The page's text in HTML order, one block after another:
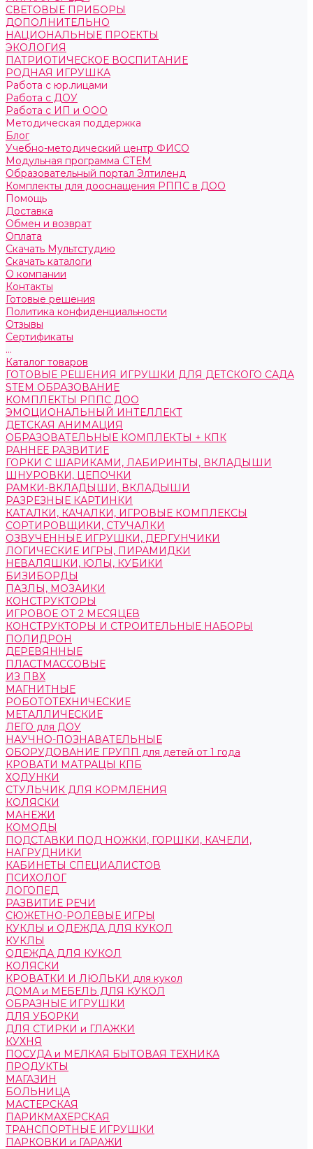
СВЕТОВЫЕ ПРИБОРЫ
ДОПОЛНИТЕЛЬНО
НАЦИОНАЛЬНЫЕ ПРОЕКТЫ
ЭКОЛОГИЯ
ПАТРИОТИЧЕСКОЕ ВОСПИТАНИЕ
РОДНАЯ ИГРУШКА
Работа с юр.лицами
Работа с ДОУ
Работа с ИП и ООО
Методическая поддержка
Блог
Учебно-методический центр ФИСО
Модульная программа СТЕМ
Образовательный портал Элтиленд
Комплекты для дооснащения РППС в ДОО
Помощь
Доставка
Обмен и возврат
Оплата
Скачать Мультстудию
Скачать каталоги
О компании
Контакты
Готовые решения
Политика конфиденциальности
Отзывы
Сертификаты
...
Каталог товаров
ГОТОВЫЕ РЕШЕНИЯ ИГРУШКИ ДЛЯ ДЕТСКОГО САДА
STEM ОБРАЗОВАНИЕ
КОМПЛЕКТЫ РППС ДОО
ЭМОЦИОНАЛЬНЫЙ ИНТЕЛЛЕКТ
ДЕТСКАЯ АНИМАЦИЯ
ОБРАЗОВАТЕЛЬНЫЕ КОМПЛЕКТЫ + КПК
РАННЕЕ РАЗВИТИЕ
ГОРКИ С ШАРИКАМИ, ЛАБИРИНТЫ, ВКЛАДЫШИ
ШНУРОВКИ, ЦЕПОЧКИ
РАМКИ-ВКЛАДЫШИ, ВКЛАДЫШИ
РАЗРЕЗНЫЕ КАРТИНКИ
КАТАЛКИ, КАЧАЛКИ, ИГРОВЫЕ КОМПЛЕКСЫ
СОРТИРОВЩИКИ, СТУЧАЛКИ
ОЗВУЧЕННЫЕ ИГРУШКИ, ДЕРГУНЧИКИ
ЛОГИЧЕСКИЕ ИГРЫ, ПИРАМИДКИ
НЕВАЛЯШКИ, ЮЛЫ, КУБИКИ
БИЗИБОРДЫ
ПАЗЛЫ, МОЗАИКИ
КОНСТРУКТОРЫ
ИГРОВОЕ ОТ 2 МЕСЯЦЕВ
КОНСТРУКТОРЫ И СТРОИТЕЛЬНЫЕ НАБОРЫ
ПОЛИДРОН
ДЕРЕВЯННЫЕ
ПЛАСТМАССОВЫЕ
ИЗ ПВХ
МАГНИТНЫЕ
РОБОТОТЕХНИЧЕСКИЕ
МЕТАЛЛИЧЕСКИЕ
ЛЕГО для ДОУ
НАУЧНО-ПОЗНАВАТЕЛЬНЫЕ
ОБОРУДОВАНИЕ ГРУПП для детей от 1 года
КРОВАТИ МАТРАЦЫ КПБ
ХОДУНКИ
СТУЛЬЧИК ДЛЯ КОРМЛЕНИЯ
КОЛЯСКИ
МАНЕЖИ
КОМОДЫ
ПОДСТАВКИ ПОД НОЖКИ, ГОРШКИ, КАЧЕЛИ,
НАГРУДНИКИ
КАБИНЕТЫ СПЕЦИАЛИСТОВ
ПСИХОЛОГ
ЛОГОПЕД
РАЗВИТИЕ РЕЧИ
СЮЖЕТНО-РОЛЕВЫЕ ИГРЫ
КУКЛЫ и ОДЕЖДА ДЛЯ КУКОЛ
КУКЛЫ
ОДЕЖДА ДЛЯ КУКОЛ
КОЛЯСКИ
КРОВАТКИ И ЛЮЛЬКИ для кукол
ДОМА и МЕБЕЛЬ ДЛЯ КУКОЛ
ОБРАЗНЫЕ ИГРУШКИ
ДЛЯ УБОРКИ
ДЛЯ СТИРКИ и ГЛАЖКИ
КУХНЯ
ПОСУДА и МЕЛКАЯ БЫТОВАЯ ТЕХНИКА
ПРОДУКТЫ
МАГАЗИН
БОЛЬНИЦА
МАСТЕРСКАЯ
ПАРИКМАХЕРСКАЯ
ТРАНСПОРТНЫЕ ИГРУШКИ
ПАРКОВКИ и ГАРАЖИ